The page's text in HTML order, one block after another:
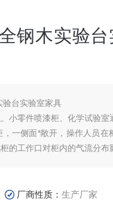
钢木实验台
验台实验室家具
小零件喷漆柜、化学试验室
一侧面*敞开，操作人员在
的工作口对柜内的气流分布
厂商性质：生产厂家